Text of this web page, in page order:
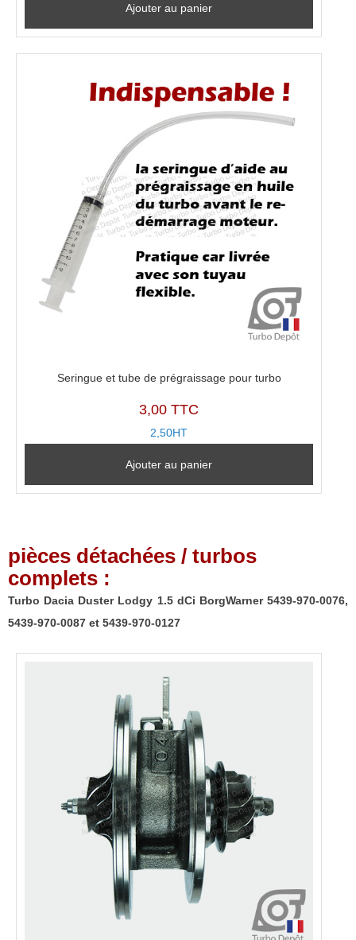
Ajouter au panier
Seringue et tube de prégraissage pour turbo
3,00 TTC
2,50HT
Ajouter au panier
pièces détachées / turbos
complets :
Turbo Dacia Duster Lodgy 1.5 dCi BorgWarner 5439-970-0076,
5439-970-0087 et 5439-970-0127